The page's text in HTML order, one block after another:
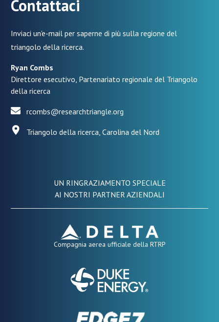
Contattaci
Inviaci un'e-mail per saperne di più sulla regione del
triangolo della ricerca.
Ryan Combs
Direttore esecutivo, Partenariato regionale del Triangolo
della ricerca
rcombs@researchtriangle.org
Triangolo della ricerca, Carolina del Nord
UN RINGRAZIAMENTO SPECIALE
AI NOSTRI PARTNER AZIENDALI
Compagnia aerea ufficiale della RTRP